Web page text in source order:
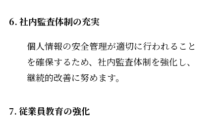
6. 社内監査体制の充実
個人情報の安全管理が適切に行われること
を確保するため、社内監査体制を強化し、
継続的改善に努めます。
7. 従業員教育の強化